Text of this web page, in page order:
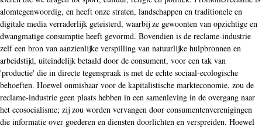
alomtegenwoordig, en heeft onze straten, landschappen en traditionele en
digitale media verraderlijk geteisterd, waarbij ze gewoonten van opzichtige en
dwangmatige consumptie heeft gevormd. Bovendien is de reclame-industrie
zelf een bron van aanzienlijke verspilling van natuurlijke hulpbronnen en
arbeidstijd, uiteindelijk betaald door de consument, voor een tak van
'productie' die in directe tegenspraak is met de echte sociaal-ecologische
behoeften. Hoewel onmisbaar voor de kapitalistische markteconomie, zou de
reclame-industrie geen plaats hebben in een samenleving in de overgang naar
het ecosocialisme; zij zou worden vervangen door consumentenverenigingen
die informatie over goederen en diensten doorlichten en verspreiden. Hoewel